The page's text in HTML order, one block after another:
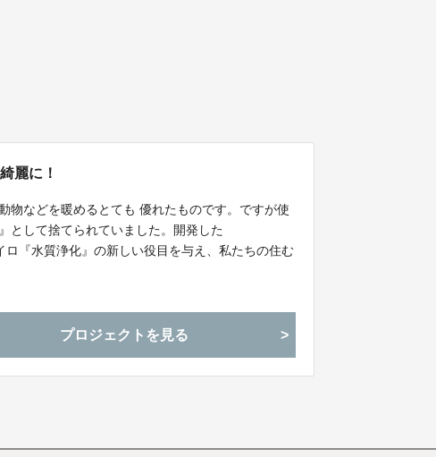
麗に！
物などを暖めるとても 優れたものです。ですが使
として捨てられていました。開発した
ロ『水質浄化』の新しい役目を与え、私たちの住む
プロジェクトを見る